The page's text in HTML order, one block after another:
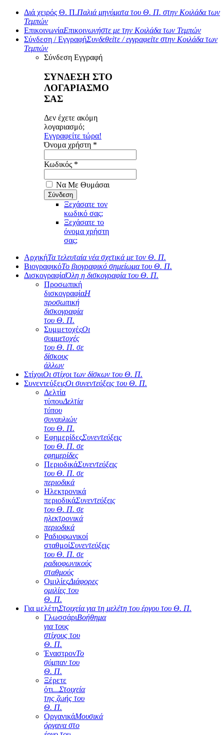
Διά χειρός Θ. Π.Παλιά μηνύματα του Θ. Π. στην Κοιλάδα των
Τεμπών
ΕπικοινωνίαΕπικοινωνήστε με την Κοιλάδα των Τεμπών
Σύνδεση / ΕγγραφήΣυνδεθείτε / εγγραφείτε στην Κοιλάδα των
Τεμπών
Σύνδεση Εγγραφή
ΣΥΝΔΕΣΗ ΣΤΟ
ΛΟΓΑΡΙΑΣΜΟ
ΣΑΣ
Δεν έχετε ακόμη
λογαριασμό;
Εγγραφείτε τώρα!
Όνομα χρήστη *
Κωδικός *
Να Με Θυμάσαι
Ξεχάσατε τον
κωδικό σας;
Ξεχάσατε το
όνομα χρήστη
σας;
ΑρχικήΤα τελευταία νέα σχετικά με τον Θ. Π.
ΒιογραφικόΤο βιογραφικό σημείωμα του Θ. Π.
ΔισκογραφίαΌλη η δισκογραφία του Θ. Π.
Προσωπική
δισκογραφίαΗ
προσωπική
δισκογραφία
του Θ. Π.
ΣυμμετοχέςΟι
συμμετοχές
του Θ. Π. σε
δίσκους
άλλων
ΣτίχοιΟι στίχοι των δίσκων του Θ. Π.
ΣυνεντεύξειςΟι συνεντεύξεις του Θ. Π.
Δελτία
τύπουΔελτία
τύπου
συναυλιών
του Θ. Π.
ΕφημερίδεςΣυνεντεύξεις
του Θ. Π. σε
εφημερίδες
ΠεριοδικάΣυνεντεύξεις
του Θ. Π. σε
περιοδικά
Ηλεκτρονικά
περιοδικάΣυνεντεύξεις
του Θ. Π. σε
ηλεκτρονικά
περιοδικά
Ραδιοφωνικοί
σταθμοίΣυνεντεύξεις
του Θ. Π. σε
ραδιοφωνικούς
σταθμούς
ΟμιλίεςΔιάφορες
ομιλίες του
Θ. Π.
Για μελέτηΣτοιχεία για τη μελέτη του έργου του Θ. Π.
ΓλωσσάριΒοήθημα
για τους
στίχους του
Θ. Π.
ΈναστρονΤο
σύμπαν του
Θ. Π.
Ξέρετε
ότι...Στοιχεία
της ζωής του
Θ. Π.
ΟργανικάΜουσικά
όργανα στο